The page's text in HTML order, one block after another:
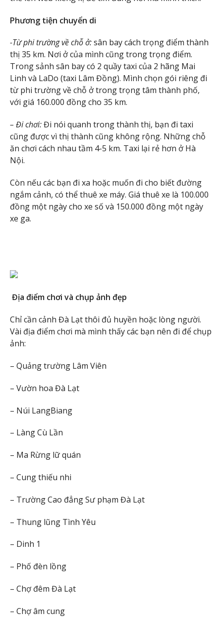
Phương tiện chuyển di
-Từ phi trường về chỗ ở:sân bay cách trọng điểm thành
thị 35 km. Nơi ở của mình cũng trong trọng điểm.
Trong sảnh sân bay có 2 quầy taxi của 2 hãng Mai
Linh và LaDo (taxi Lâm Đồng). Mình chọn gói riêng đi
từ phi trường về chỗ ở trong trọng tâm thành phố,
với giá 160.000 đồng cho 35 km.
– Đi chơi:Đi nói quanh trong thành thị, bạn đi taxi
cũng được vì thị thành cũng không rộng. Những chỗ
ăn chơi cách nhau tầm 4-5 km. Taxi lại rẻ hơn ở Hà
Nội.
Còn nếu các bạn đi xa hoặc muốn đi cho biết đường
ngắm cảnh, có thể thuê xe máy. Giá thuê xe là 100.000
đồng một ngày cho xe số và 150.000 đồng một ngày
xe ga.
Địa điểm chơi và chụp ảnh đẹp
Chỉ cần cảnh Đà Lạt thôi đủ huyền hoặc lòng người.
Vài địa điểm chơi mà mình thấy các bạn nên đi để chụp
ảnh:
– Quảng trường Lâm Viên
– Vườn hoa Đà Lạt
– Núi LangBiang
– Làng Cù Lần
– Ma Rừng lữ quán
– Cung thiếu nhi
– Trường Cao đẳng Sư phạm Đà Lạt
– Thung lũng Tình Yêu
– Dinh 1
– Phố đèn lồng
– Chợ đêm Đà Lạt
– Chợ âm cung